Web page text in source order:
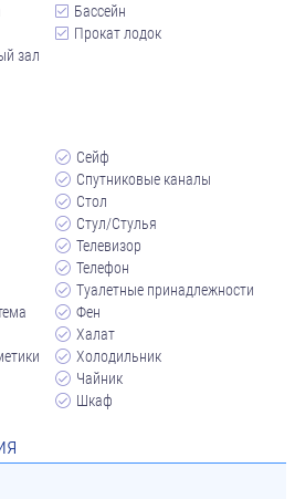
зал
Бассейн
Прокат лодок
Сейф
Спутниковые каналы
Стол
Стул/Стулья
Телевизор
Телефон
Туалетные принадлежности
Фен
Халат
Холодильник
Чайник
Шкаф